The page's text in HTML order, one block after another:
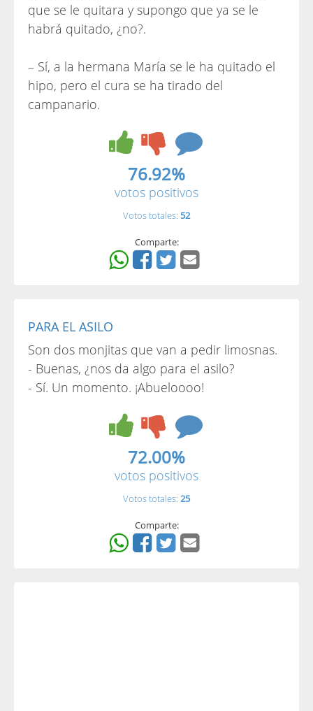
que se le quitara y supongo que ya se le
habrá quitado, ¿no?.
– Sí, a la hermana María se le ha quitado el
hipo, pero el cura se ha tirado del
campanario.
76.92%
votos positivos
Votos totales: 52
Comparte:
PARA EL ASILO
Son dos monjitas que van a pedir limosnas.
- Buenas, ¿nos da algo para el asilo?
- Sí. Un momento. ¡Abueloooo!
72.00%
votos positivos
Votos totales: 25
Comparte: